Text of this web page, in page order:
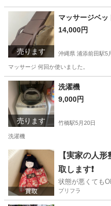
売ります
マッサージベッ
14,000円
沖縄県 浦添前田駅5
マッサージ 何回か使いました。
沖縄 中頭郡 浦添前田駅
売ります
洗濯機
9,000円
竹橋駅5月20日
洗濯機
東京 千代田区 竹橋駅 生
【実家の人
取します❗️
状態が悪くても
プリフラ